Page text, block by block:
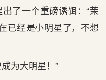
了一个重磅诱饵：“茉
已经是小明星了，不想
为大明星！”